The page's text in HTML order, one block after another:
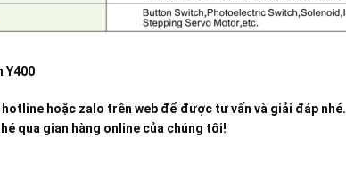
Y400
hotline hoặc zalo trên web để được tư vấn và giải đáp nhé.
qua gian hàng online của chúng tôi!